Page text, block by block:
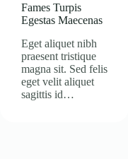
Fames Turpis
Egestas Maecenas
Eget aliquet nibh
praesent tristique
magna sit. Sed felis
eget velit aliquet
sagittis id…